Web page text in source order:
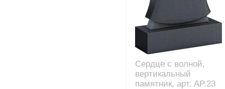
Сердце с волной,
вертикальный
памятник, арт. AP.23